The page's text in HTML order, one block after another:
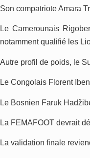
Son compatriote Amara
Le Camerounais
notamment qualifié les
Autre profil de poids, le
Le Congolais Florent
Le Bosnien Faruk
La FEMAFOOT devrait
La validation finale